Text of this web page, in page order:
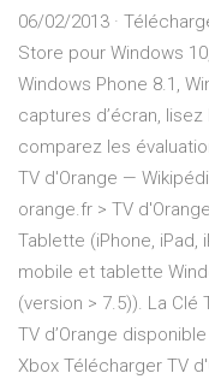
06/02/2013 ·
Store pour Windows
Windows Phone 8.1,
captures d’écran,
comparez les
TV d'Orange —
orange.fr > TV
Tablette (iPhone,
mobile et tablette
(version > 7.5)). La Clé
TV d’Orange
Xbox Télécharger TV